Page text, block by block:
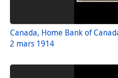
Canada, Home Bank of
2 mars 1914